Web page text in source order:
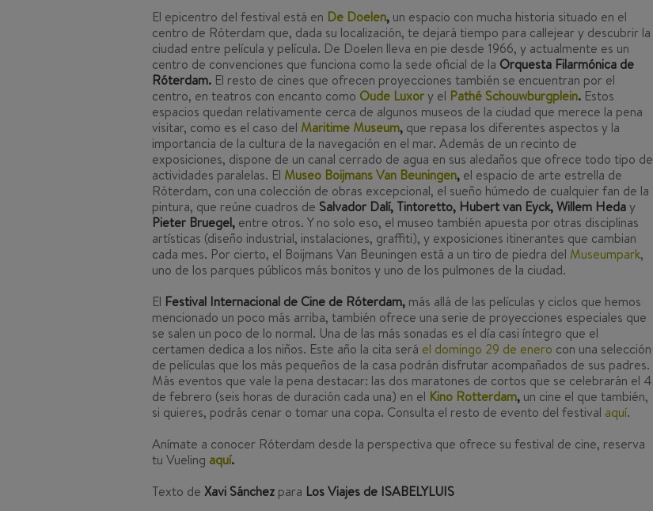
El epicentro del festival está en De Doelen, un espacio con mucha historia situado en el
centro de Róterdam que, dada su localización, te dejará tiempo para callejear y descubrir la
ciudad entre película y película. De Doelen lleva en pie desde 1966, y actualmente es un
centro de convenciones que funciona como la sede oficial de la Orquesta Filarmónica de
Róterdam. El resto de cines que ofrecen proyecciones también se encuentran por el
centro, en teatros con encanto como Oude Luxory el Pathé Schouwburgplein. Estos
espacios quedan relativamente cerca de algunos museos de la ciudad que merece la pena
visitar, como es el caso del Maritime Museum, que repasa los diferentes aspectos y la
importancia de la cultura de la navegación en el mar. Además de un recinto de
exposiciones, dispone de un canal cerrado de agua en sus aledaños que ofrece todo tipo de
actividades paralelas. El Museo Boijmans Van Beuningen, el espacio de arte estrella de
Róterdam, con una colección de obras excepcional, el sueño húmedo de cualquier fan de la
pintura, que reúne cuadros de Salvador Dalí, Tintoretto, Hubert van Eyck, Willem Heday
Pieter Bruegel, entre otros. Y no solo eso, el museo también apuesta por otras disciplinas
artísticas (diseño industrial, instalaciones, graffiti), y exposiciones itinerantes que cambian
cada mes. Por cierto, el Boijmans Van Beuningen está a un tiro de piedra del Museumpark,
uno de los parques públicos más bonitos y uno de los pulmones de la ciudad.
El Festival Internacional de Cine de Róterdam, más allá de las películas y ciclos que hemos
mencionado un poco más arriba, también ofrece una serie de proyecciones especiales que
se salen un poco de lo normal. Una de las más sonadas es el día casi íntegro que el
certamen dedica a los niños. Este año la cita será el domingo 29 de enero con una selección
de películas que los más pequeños de la casa podrán disfrutar acompañados de sus padres.
Más eventos que vale la pena destacar: las dos maratones de cortos que se celebrarán el 4
de febrero (seis horas de duración cada una) en el Kino Rotterdam, un cine el que también,
si quieres, podrás cenar o tomar una copa. Consulta el resto de evento del festival aquí.
Anímate a conocer Róterdam desde la perspectiva que ofrece su festival de cine, reserva
tu Vueling aquí.
Texto de Xavi Sánchez para Los Viajes de ISABELYLUIS